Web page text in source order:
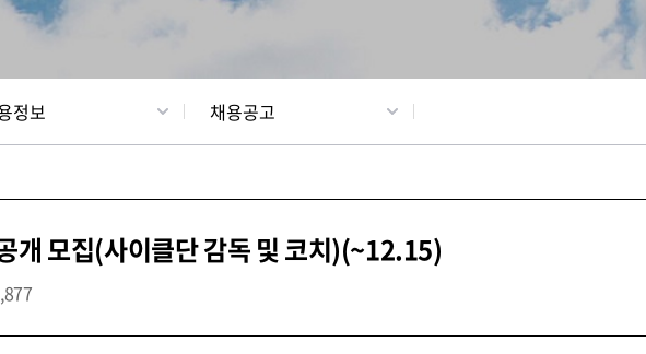
정보 채용공고
개 모집(사이클단 감독 및 코치)(~12.15)